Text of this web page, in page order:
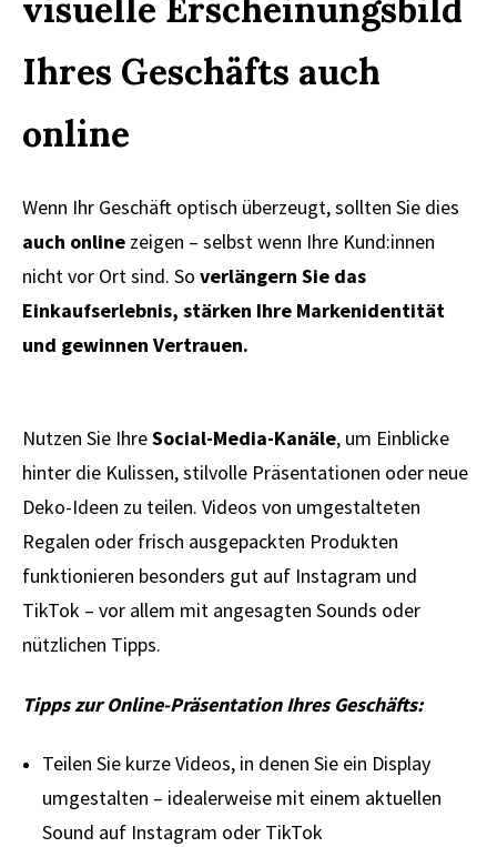
Ihres Geschäfts auch
online
Wenn Ihr Geschäft optisch überzeugt, sollten Sie dies
auch online zeigen – selbst wenn Ihre Kund:innen
nicht vor Ort sind. So verlängern Sie das
Einkaufserlebnis, stärken Ihre Markenidentität
und gewinnen Vertrauen.
Nutzen Sie IhreSocial-Media-Kanäle, um Einblicke
hinter die Kulissen, stilvolle Präsentationen oder neue
Deko-Ideen zu teilen. Videos von umgestalteten
Regalen oder frisch ausgepackten Produkten
funktionieren besonders gut auf Instagram und
TikTok – vor allem mit angesagten Sounds oder
nützlichen Tipps.
Tipps zur Online-Präsentation Ihres Geschäfts:
Teilen Sie kurze Videos, in denen Sie ein Display
umgestalten – idealerweise mit einem aktuellen
Sound auf Instagram oder TikTok